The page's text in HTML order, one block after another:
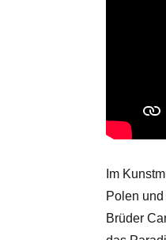
Im
Polen
Brüder